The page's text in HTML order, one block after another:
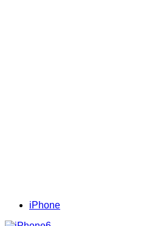
iPhone